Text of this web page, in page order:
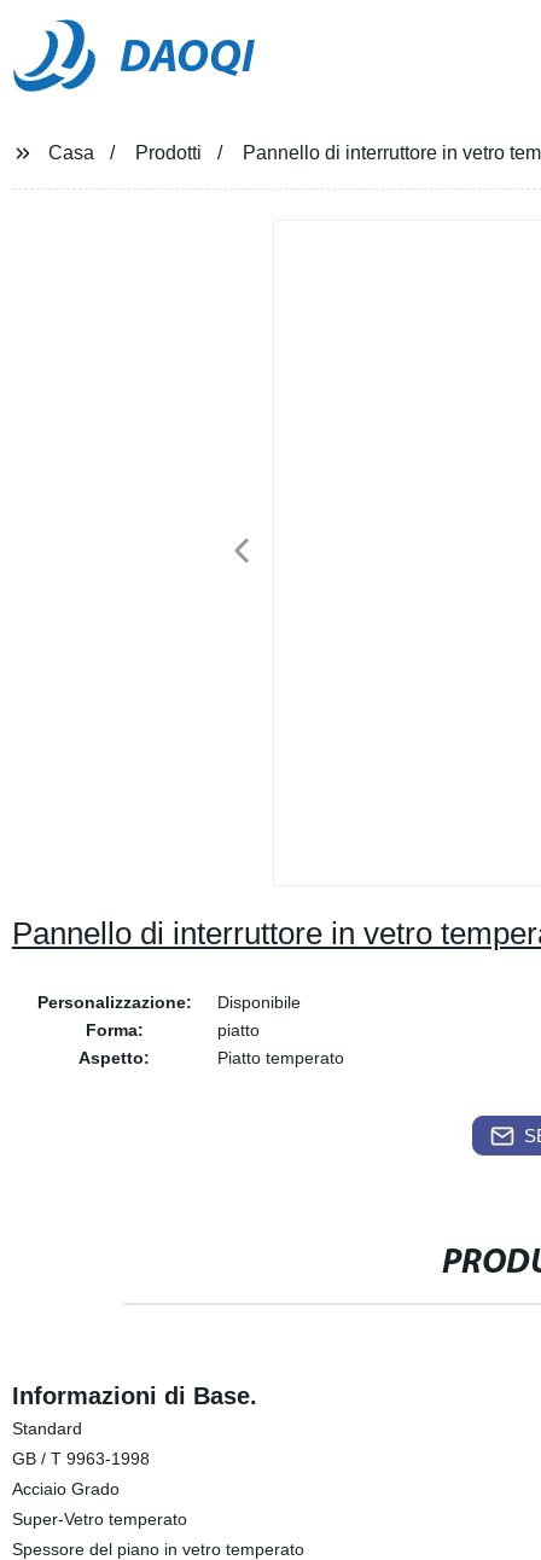
DAOQI
Casa Prodotti Pannello di interruttore in vetro
Pannello di interruttore in vetro
Personalizzazione:
Disponibile
Forma:
piatto
Aspetto:
Piatto temperato
Informazioni di Base.
Standard
GB / T 9963-1998
Acciaio Grado
Super-Vetro temperato
Spessore del piano in vetro temperato